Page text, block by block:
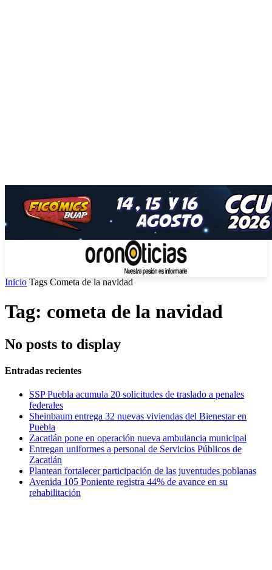
Inicio Tags Cometa de la navidad
Tag: cometa de la navidad
No posts to display
Entradas recientes
SSP Puebla acumula 20 solicitudes de traslado a penales
federales
Sheinbaum entrega 32 nuevas viviendas del Bienestar en
Puebla
Zacatlán pone en operación nueva ambulancia municipal
Entregan uniformes a personal de Servicios Públicos de
Zacatlán
Plantean fortalecer participación de las juventudes poblanas
Avenida 105 Poniente registra 44% de avance en su
rehabilitación